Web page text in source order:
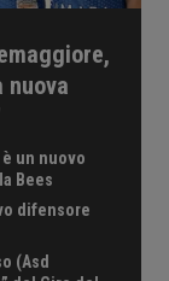
un nuovo
Bees
difensore
(Asd